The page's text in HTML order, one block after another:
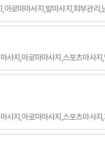
로마마사지,발마사지,피부관리,
지,아로마마사지,스포츠마사